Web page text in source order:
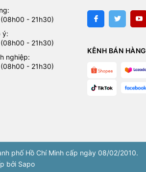
- 21h30)
ý:
- 21h30)
nghiệp:
- 21h30)
KÊNH BÁN HÀNG
phố Hồ Chí Minh cấp ngày 08/02/2010.
bởi Sapo